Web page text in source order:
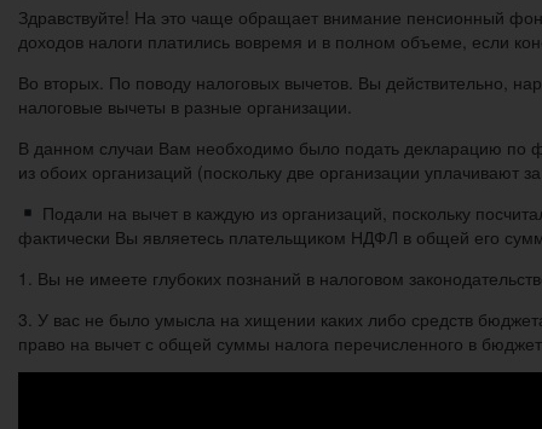
Здравствуйте! На это чаще обращает внимание пенсионный
доходов налоги платились вовремя и в полном объеме, если
Во вторых. По поводу налоговых вычетов. Вы действительно,
налоговые вычеты в разные организации.
В данном случаи Вам необходимо было подать декларацию
из обоих организаций (поскольку две организации уплачивают
Подали на вычет в каждую из организаций, поскольку
фактически Вы являетесь плательщиком НДФЛ в общей его
1. Вы не имеете глубоких познаний в налоговом
3. У вас не было умысла на хищении каких либо средств
право на вычет с общей суммы налога перечисленного в